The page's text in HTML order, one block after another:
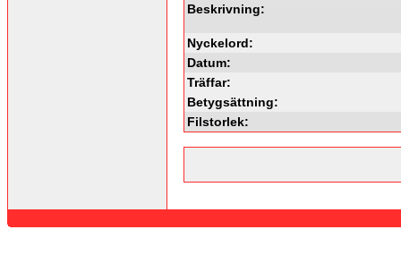
Beskrivning:
Nyckelord:
Datum:
Träffar:
Betygsättning:
Filstorlek: